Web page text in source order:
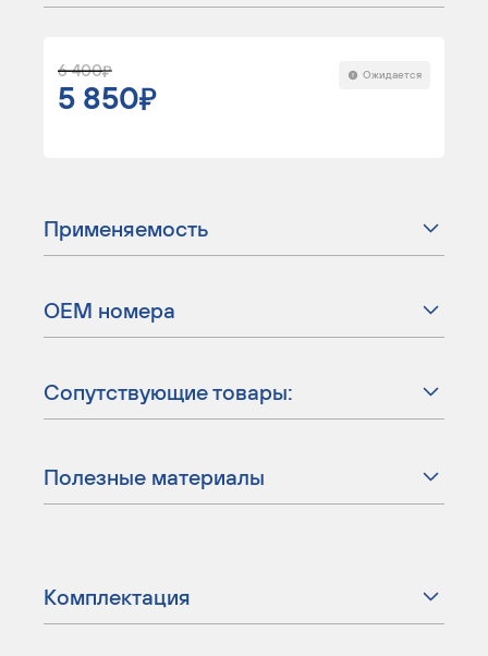
6 400
5 850
Ожидается
Применяемость
ОЕМ номера
Сопутствующие товары:
Полезные материалы
Комплектация